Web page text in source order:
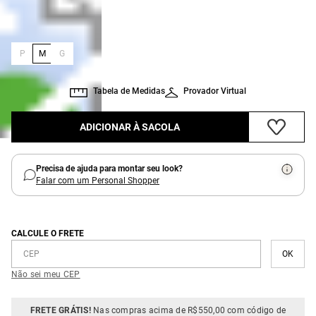
:
P M G
Provador Virtual
Tabela de Medidas
ADICIONAR À SACOLA
Precisa de ajuda para montar seu look?
Falar com um Personal Shopper
CALCULE O FRETE
Não sei meu CEP
FRETE GRÁTIS!Nas compras acima de R$550,00 com código de